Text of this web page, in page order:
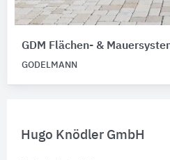
Hugo Knödler GmbH
GDM Flächen- &
GODELMANN